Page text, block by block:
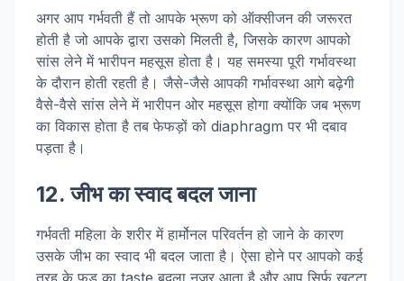
अगर आप गर्भवती हैं तो आपके भ्रूण को ऑक्सीजन की जरूरत
होती है जो आपके द्वारा उसको मिलती है, जिसके कारण आपको
सांस लेने में भारीपन महसूस होता है। यह समस्या पूरी गर्भावस्था
के दौरान होती रहती है। जैसे-जैसे आपकी गर्भावस्था आगे बढ़ेगी
वैसे-वैसे सांस लेने में भारीपन ओर महसूस होगा क्योंकि जब भ्रूण
का विकास होता है तब फेफड़ों को diaphragm पर भी दबाव
पड़ता है।
12. जीभ का स्वाद बदल जाना
गर्भवती महिला के शरीर में हार्मोनल परिवर्तन हो जाने के कारण
उसके जीभ का स्वाद भी बदल जाता है। ऐसा होने पर आपको कई
तरह के फ़ूड का taste बदला नजर आता है और आप सिर्फ खट्टा